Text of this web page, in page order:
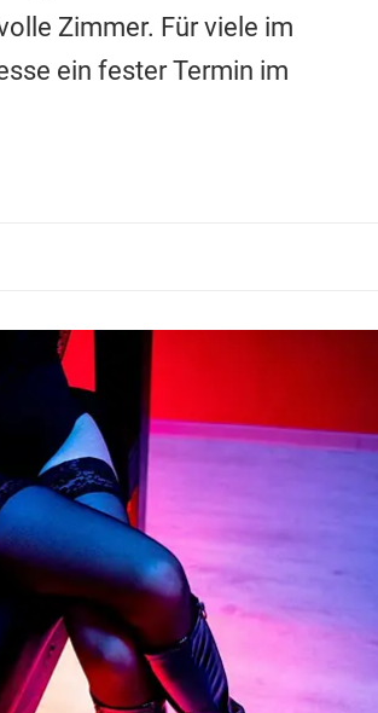
Zimmer. Für viele im
ein fester Termin im